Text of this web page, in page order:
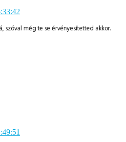
szóval még te se érvényesítetted akkor.